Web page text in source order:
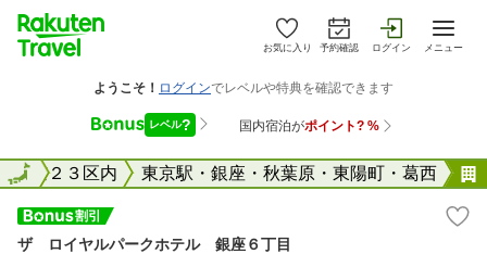
お気に入り 予約確認 ログイン メニュー
東京２３区内 東京駅・銀座・秋葉原・東陽町・葛西
全国
ザ ロイヤルパークホテル 銀座６丁目